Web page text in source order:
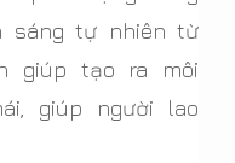
sáng tự nhiên từ
giúp tạo ra môi
giúp người lao